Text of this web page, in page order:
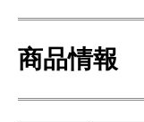
商品情報